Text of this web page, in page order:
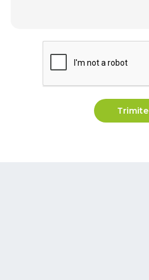
Trimite